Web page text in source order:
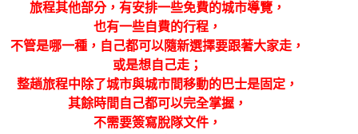
旅程其他部分，有安排一些免費的城市導覽，
也有一些自費的行程，
不管是哪一種，自己都可以隨新選擇要跟著大家走，
或是想自己走；
整趟旅程中除了城市與城市間移動的巴士是固定，
其餘時間自己都可以完全掌握，
不需要簽寫脫隊文件，